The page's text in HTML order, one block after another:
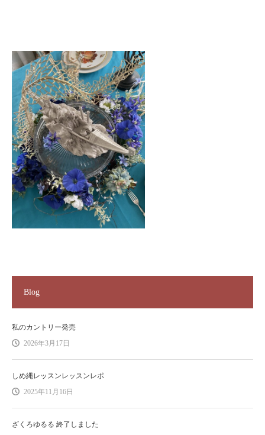
Blog
私のカントリー発売
2026年3月17日
しめ縄レッスンレッスンレポ
2025年11月16日
ざくろゆるる 終了しました